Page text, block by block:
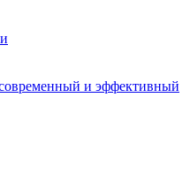
современный и эффективный